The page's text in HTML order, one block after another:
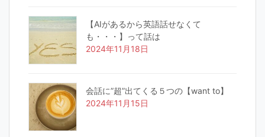
【AIがあるから英語話せなくて
も・・・】って話は
2024年11月18日
会話に”超”出てくる５つの【want to】
2024年11月15日